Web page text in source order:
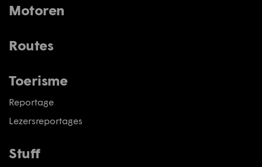
Motoren
Routes
Toerisme
Reportage
Lezersreportages
Stuff